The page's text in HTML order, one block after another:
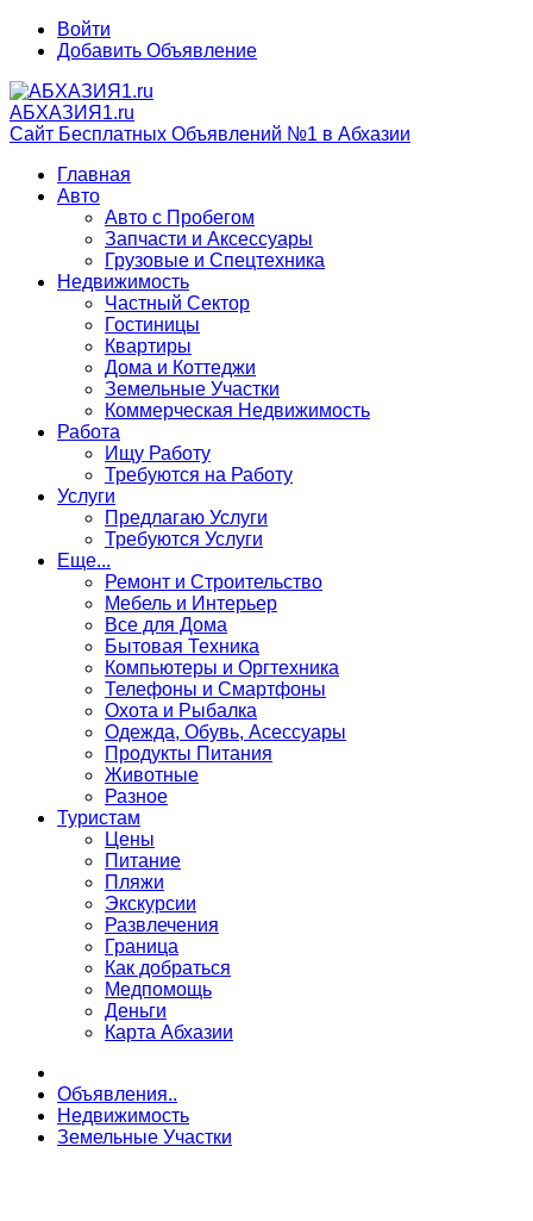
Войти
Добавить Объявление
АБХАЗИЯ1.ru
Сайт Бесплатных Объявлений №1 в Абхазии
Главная
Авто
Авто с Пробегом
Запчасти и Аксессуары
Грузовые и Спецтехника
Недвижимость
Частный Сектор
Гостиницы
Квартиры
Дома и Коттеджи
Земельные Участки
Коммерческая Недвижимость
Работа
Ищу Работу
Требуются на Работу
Услуги
Предлагаю Услуги
Требуются Услуги
Еще...
Ремонт и Строительство
Мебель и Интерьер
Все для Дома
Бытовая Техника
Компьютеры и Оргтехника
Телефоны и Смартфоны
Охота и Рыбалка
Одежда, Обувь, Асессуары
Продукты Питания
Животные
Разное
Туристам
Цены
Питание
Пляжи
Экскурсии
Развлечения
Граница
Как добраться
Медпомощь
Деньги
Карта Абхазии
Объявления..
Недвижимость
Земельные Участки